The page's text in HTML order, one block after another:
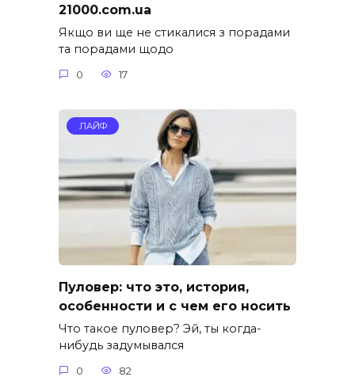
21000.com.ua
Якщо ви ще не стикалися з порадами
та порадами щодо
0 17
ЛАЙФ
Пуловер: что это, история,
особенности и с чем его носить
Что такое пуловер? Эй, ты когда-
нибудь задумывался
0 82